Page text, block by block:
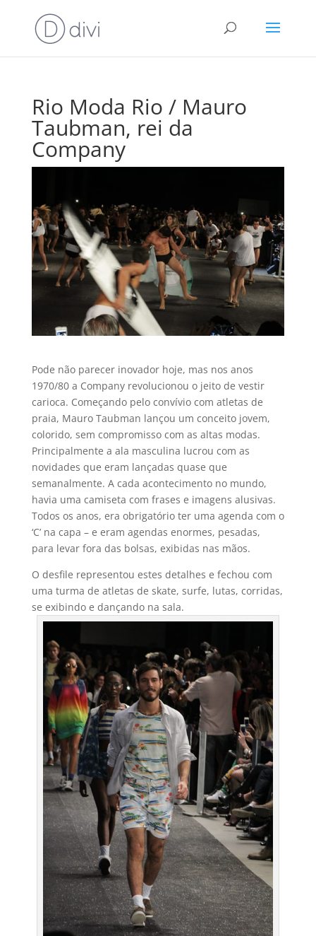
Rio Moda Rio / Mauro
Taubman, rei da
Company
Pode não parecer inovador hoje, mas nos anos
1970/80 a Company revolucionou o jeito de vestir
carioca. Começando pelo conví­vio com atletas de
praia, Mauro Taubman lançou um conceito jovem,
colorido, sem compromisso com as altas modas.
Principalmente a ala masculina lucrou com as
novidades que eram lançadas quase que
semanalmente. A cada acontecimento no mundo,
havia uma camiseta com frases e imagens alusivas.
Todos os anos, era obrigatório ter uma agenda com o
‘C’ na capa – e eram agendas enormes, pesadas,
para levar fora das bolsas, exibidas nas mãos.
O desfile representou estes detalhes e fechou com
uma turma de atletas de skate, surfe, lutas, corridas,
se exibindo e dançando na sala.